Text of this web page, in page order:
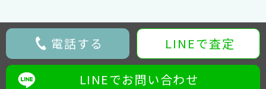
電話する LINEで査定
LINEでお問い合わせ